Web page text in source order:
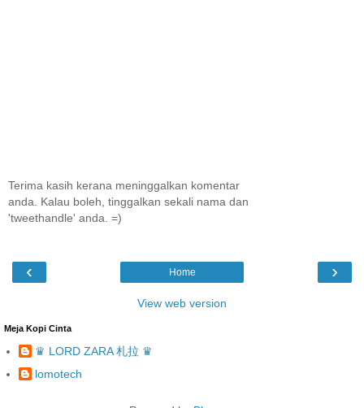
Terima kasih kerana meninggalkan komentar
anda. Kalau boleh, tinggalkan sekali nama dan
'tweethandle' anda. =)
‹ ›
Home
View web version
Meja Kopi Cinta
♛ LORD ZARA 札拉 ♛
lomotech